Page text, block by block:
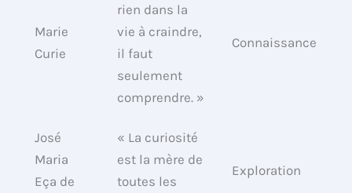
Marie
Curie
rien dans la
vie à craindre,
il faut
seulement
comprendre. »
Connaissance
José
Maria
Eça de
« La curiosité
est la mère de
toutes les
Exploration